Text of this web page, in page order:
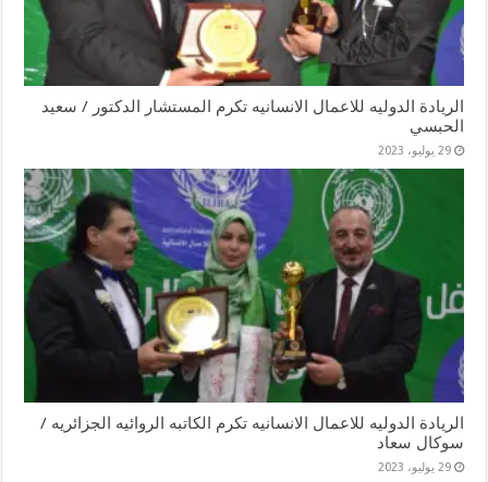
الريادة الدوليه للاعمال الانسانيه تكرم المستشار الدكتور / سعيد
الحبسي
29 يوليو، 2023
الريادة الدوليه للاعمال الانسانيه تكرم الكاتبه الروائيه الجزائريه /
سوكال سعاد
29 يوليو، 2023